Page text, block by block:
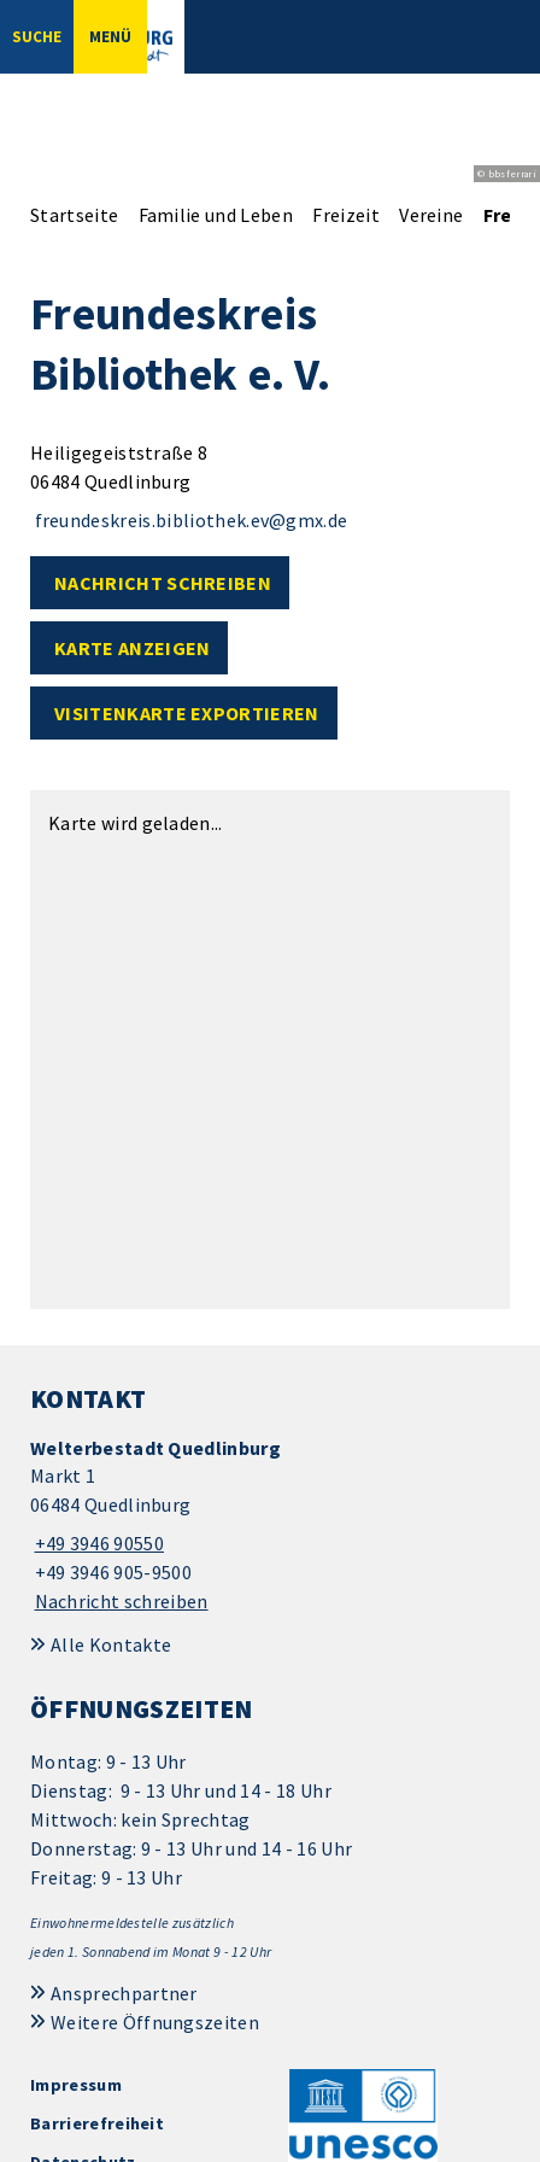
SUCHE MENÜ
© bbsferrari
Startseite Familie und Leben Freizeit Vereine
Freundeskreis
Bibliothek e. V.
Heiligegeiststraße 8
06484 Quedlinburg
freundeskreis.bibliothek.ev@gmx.de
NACHRICHT SCHREIBEN
KARTE ANZEIGEN
VISITENKARTE EXPORTIEREN
Karte wird geladen...
KONTAKT
Welterbestadt Quedlinburg
Markt 1
06484 Quedlinburg
+49 3946 90550
+49 3946 905-9500
Nachricht schreiben
Alle Kontakte
ÖFFNUNGSZEITEN
Montag: 9 - 13 Uhr
Dienstag: 9 - 13 Uhr und 14 - 18 Uhr
Mittwoch: kein Sprechtag
Donnerstag: 9 - 13 Uhr und 14 - 16 Uhr
Freitag: 9 - 13 Uhr
Einwohnermeldestelle zusätzlich
jeden 1. Sonnabend im Monat 9 - 12 Uhr
Ansprechpartner
Weitere Öffnungszeiten
Impressum
Barrierefreiheit